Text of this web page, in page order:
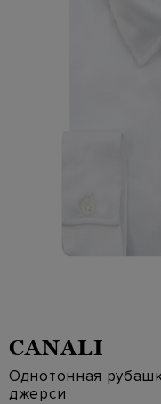
CANALI
Однотонная
джерси